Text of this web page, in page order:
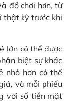
đồ chơi hơn, từ
thật kỹ trước khi
lớn có thể được
biệt sự khác
nhỏ hơn có thể
và mỗi phiếu
với số tiền mặt